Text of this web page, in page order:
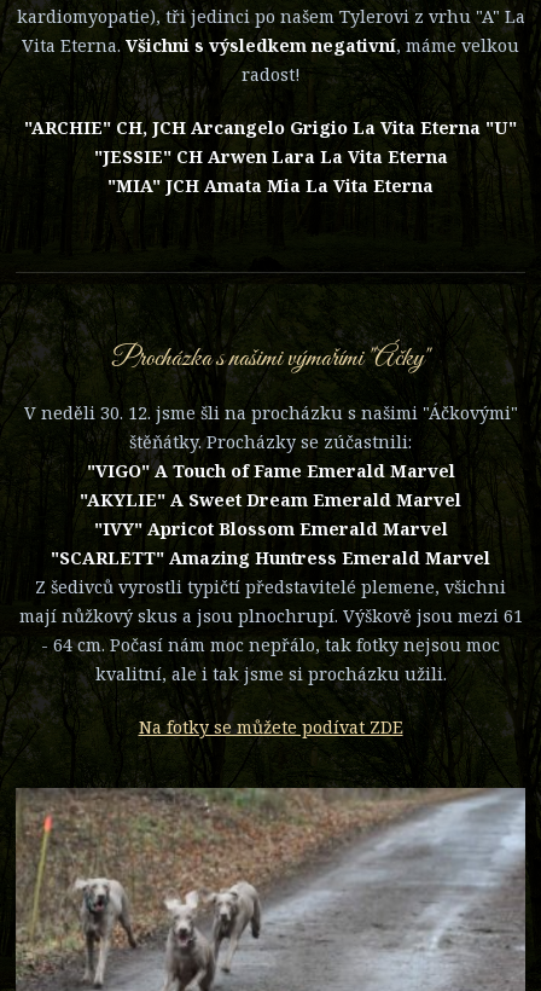
kardiomyopatie), tři jedinci po našem Tylerovi z vrhu "A" La
Vita Eterna. Všichni s výsledkem negativní, máme velkou
radost!
"ARCHIE" CH, JCH Arcangelo Grigio La Vita Eterna "U"
"JESSIE" CH Arwen Lara La Vita Eterna
"MIA" JCH Amata Mia La Vita Eterna
Procházka s našimi výmařími "Áčky"
V neděli 30. 12. jsme šli na procházku s našimi "Áčkovými"
štěňátky. Procházky se zúčastnili:
"VIGO" A Touch of Fame Emerald Marvel
"AKYLIE" A Sweet Dream Emerald Marvel
"IVY" Apricot Blossom Emerald Marvel
"SCARLETT" Amazing Huntress Emerald Marvel
Z šedivců vyrostli typičtí představitelé plemene, všichni
mají nůžkový skus a jsou plnochrupí. Výškově jsou mezi 61
- 64 cm. Počasí nám moc nepřálo, tak fotky nejsou moc
kvalitní, ale i tak jsme si procházku užili.
Na fotky se můžete podívat ZDE